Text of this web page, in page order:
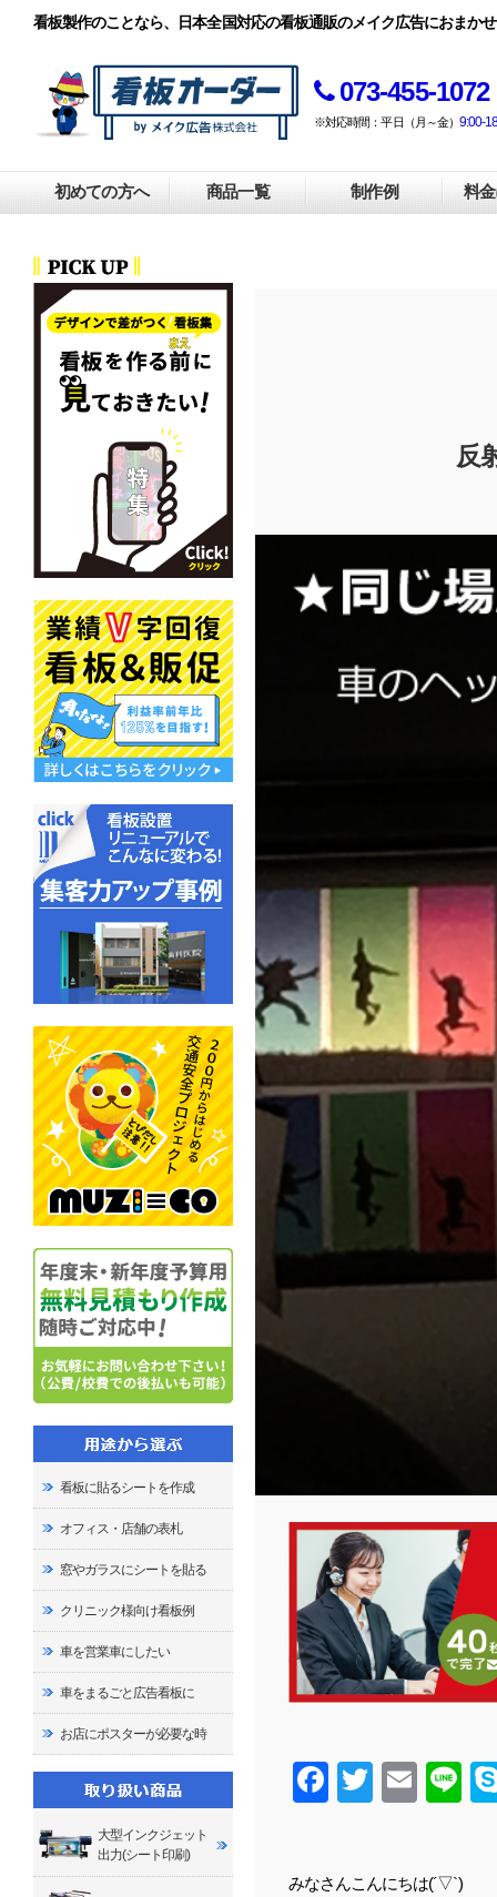
看板製作のことなら、日本全国対応の看板通販のメイク広告におまか
073-455-1072
※対応時間：平日（月～金） 9:00-
初めての方へ 商品一覧 制作例 料
反
FacebookTwitter Email Line
みなさんこんにちは(´▽`)
看板に貼るシートを作成
オフィス・店舗の表札
窓やガラスにシートを貼る
クリニック様向け看板例
車を営業車にしたい
車をまるごと広告看板に
お店にポスターが必要な時
大型インクジェット
出力(シート印刷)